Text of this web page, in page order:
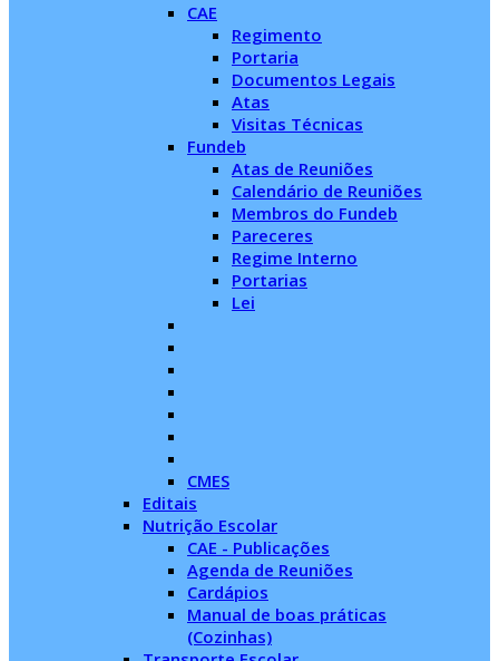
CAE
Regimento
Portaria
Documentos Legais
Atas
Visitas Técnicas
Fundeb
Atas de Reuniões
Calendário de Reuniões
Membros do Fundeb
Pareceres
Regime Interno
Portarias
Lei
CMES
Editais
Nutrição Escolar
CAE - Publicações
Agenda de Reuniões
Cardápios
Manual de boas práticas
(Cozinhas)